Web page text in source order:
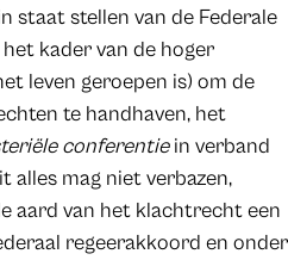
staat stellen van de Federale
kader van de hoger
leven geroepen is) om de
te handhaven, het
conferentiein verband
alles mag niet verbazen,
aard van het klachtrecht een
regeerakkoord en onder